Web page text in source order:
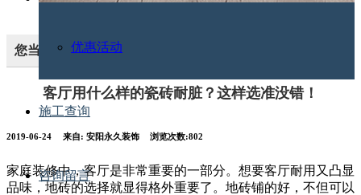
优惠活动
施工查询
咨询留言
您当前的位置：首页
客厅用什么样的瓷砖耐脏？这样选准没错！
2019-06-24 来自: 安阳永久装饰 浏览次数:802
家庭装修中，客厅是非常重要的一部分。想要客厅耐用又凸显
品味，地砖的选择就显得格外重要了。地砖铺的好，不但可以